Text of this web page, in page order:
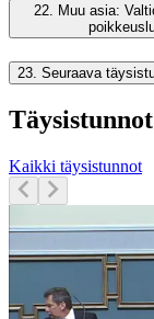
22.
Muu asia:
23. Seuraava
Täysistunnot
Kaikki täysistunnot